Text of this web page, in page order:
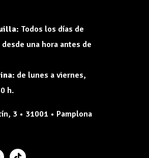
Todos los días de
una hora antes de
de lunes a viernes,
h.
3 • 31001 • Pamplona